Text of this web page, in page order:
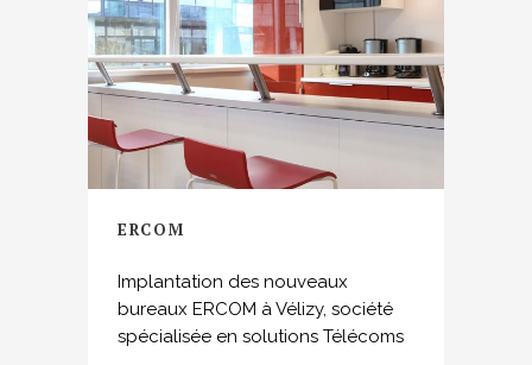
ERCOM
Implantation des nouveaux
bureaux ERCOM à Vélizy, société
spécialisée en solutions Télécoms